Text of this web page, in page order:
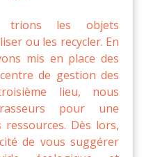
trions les objets
ou les recycler. En
mis en place des
de gestion des
lieu, nous
pour une
Dès lors,
de vous suggérer